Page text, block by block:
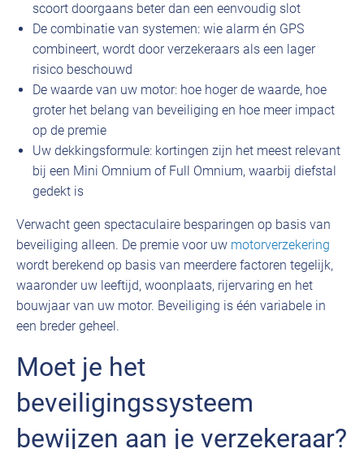
scoort doorgaans beter dan een eenvoudig slot
De combinatie van systemen: wie alarm én GPS
combineert, wordt door verzekeraars als een lager
risico beschouwd
De waarde van uw motor: hoe hoger de waarde, hoe
groter het belang van beveiliging en hoe meer impact
op de premie
Uw dekkingsformule: kortingen zijn het meest relevant
bij een Mini Omnium of Full Omnium, waarbij diefstal
gedekt is
Verwacht geen spectaculaire besparingen op basis van
beveiliging alleen. De premie voor uw motorverzekering
wordt berekend op basis van meerdere factoren tegelijk,
waaronder uw leeftijd, woonplaats, rijervaring en het
bouwjaar van uw motor. Beveiliging is één variabele in
een breder geheel.
Moet je het
beveiligingssysteem
bewijzen aan je verzekeraar?